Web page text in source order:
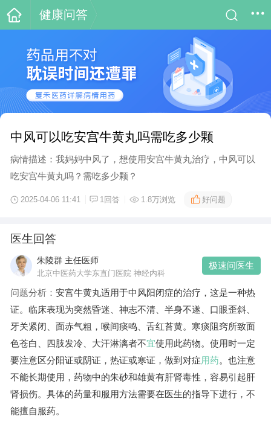
健康问答
中风可以吃安宫牛黄丸吗需吃多少颗
病情描述：我妈妈中风了，想使用安宫牛黄丸治疗，中风可以
吃安宫牛黄丸吗？需吃多少颗？
2025-04-06 11:41 1回答 1.8万浏览 好问题
医生回答
朱陵群 主任医师
北京中医药大学东直门医院 神经内科
极速问医生
问题分析： 安宫牛黄丸适用于中风阳闭症的治疗，这是一种热
证。临床表现为突然昏迷、神志不清、半身不遂、口眼歪斜、
牙关紧闭、面赤气粗，喉间痰鸣、舌红苔黄。寒痰阻窍所致面
色苍白、四肢发冷、大汗淋漓者不宜使用此药物。使用时一定
要注意区分阳证或阴证，热证或寒证，做到对症用药。也注意
不能长期使用，药物中的朱砂和雄黄有肝肾毒性，容易引起肝
肾损伤。具体的药量和服用方法需要在医生的指导下进行，不
能擅自服药。